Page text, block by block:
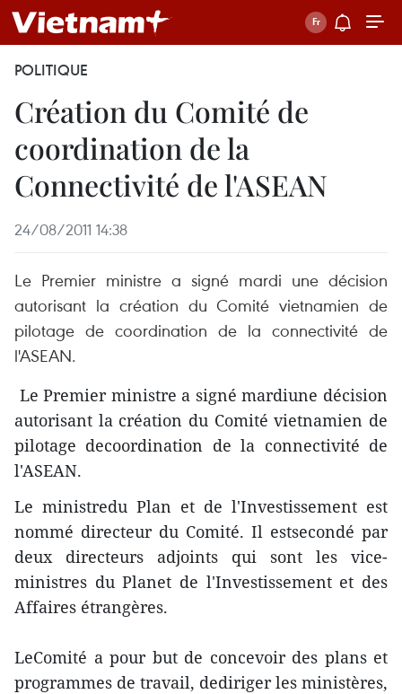
POLITIQUE
Création du Comité de
coordination de la
Connectivité de l'ASEAN
24/08/2011 14:38
Le Premier ministre a signé mardi une décision
autorisant la création du Comité vietnamien de
pilotage de coordination de la connectivité de
l'ASEAN.
Le Premier ministre a signé mardiune décision
autorisant la création du Comité vietnamien de
pilotage decoordination de la connectivité de
l'ASEAN.
Le ministredu Plan et de l'Investissement est
nommé directeur du Comité. Il estsecondé par
deux directeurs adjoints qui sont les vice-
ministres du Planet de l'Investissement et des
Affaires étrangères.
LeComité a pour but de concevoir des plans et
programmes de travail, dediriger les ministères,